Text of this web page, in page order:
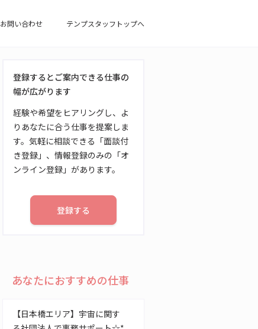
お問い合わせ テンプスタッフトップへ
登録するとご案内できる仕事の
幅が広がります
経験や希望をヒアリングし、よ
りあなたに合う仕事を提案しま
す。気軽に相談できる「面談付
き登録」、情報登録のみの「オ
ンライン登録」があります。
登録する
あなたにおすすめの仕事
【日本橋エリア】宇宙に関す